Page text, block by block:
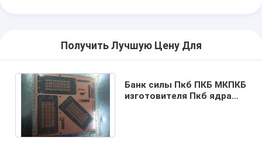
Получить Лучшую Цену Для
Банк силы Пкб ПКБ МКПКБ
изготовителя Пкб ядра